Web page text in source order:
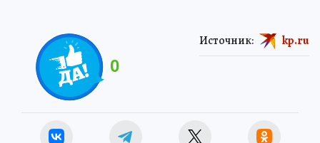
0
Источник: kp.ru